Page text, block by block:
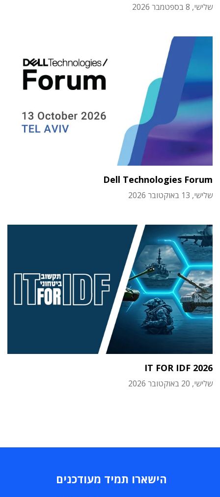
שלישי, 8 בספטמבר 2026
Dell Technologies Forum
שלישי, 13 באוקטובר 2026
IT FOR IDF 2026
שלישי, 20 באוקטובר 2026
הישארו תמיד מעודכנים